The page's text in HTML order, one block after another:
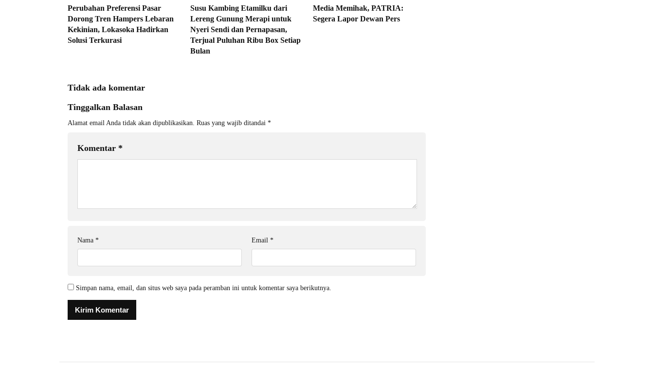
Perubahan Preferensi Pasar
Dorong Tren Hampers Lebaran
Kekinian, Lokasoka Hadirkan
Solusi Terkurasi
Susu Kambing Etamilku dari
Lereng Gunung Merapi untuk
Nyeri Sendi dan Pernapasan,
Terjual Puluhan Ribu Box Setiap
Bulan
Media Memihak, PATRIA:
Segera Lapor Dewan Pers
Tidak ada komentar
Tinggalkan Balasan
Alamat email Anda tidak akan dipublikasikan. Ruas yang wajib ditandai *
Komentar *
Nama * Email *
Simpan nama, email, dan situs web saya pada peramban ini untuk komentar saya berikutnya.